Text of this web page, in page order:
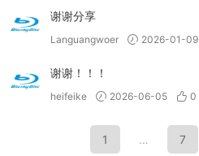
谢谢分享
Languangwoer 2026-01-09
谢谢！！！
heifeike 2026-06-05 0
1 … 7